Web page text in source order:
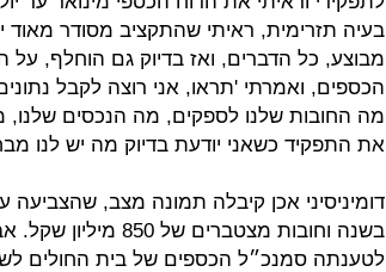
בעיה תזרימית, ראיתי שהתקציב מסודר
מבוצע, כל הדברים, ואז בדיוק גם הוחלף,
הכספים, ואמרתי 'תראו, אני רוצה לקבל
מה החובות שלנו לספקים, מה הנכסים שלנו,
את התפקיד כשאני יודעת בדיוק מה יש לנו
בשנה וחובות
לטענתה סמנכ״ל הכספים של בית החולים